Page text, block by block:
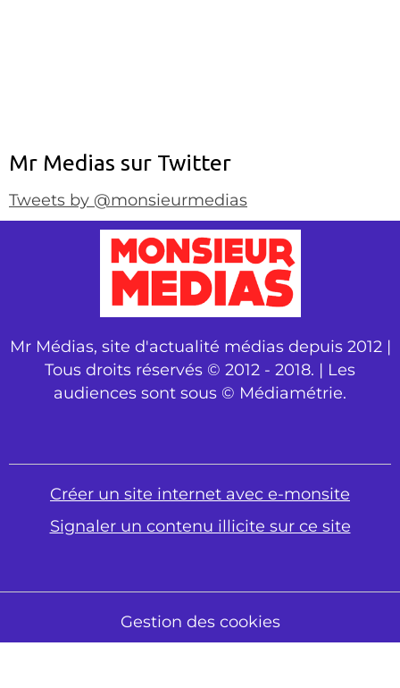
Mr Medias sur Twitter
Tweets by @monsieurmedias
Mr Médias, site d'actualité médias depuis 2012 |
Tous droits réservés © 2012 - 2018. | Les
audiences sont sous © Médiamétrie.
Créer un site internet avec e-monsite
Signaler un contenu illicite sur ce site
Gestion des cookies